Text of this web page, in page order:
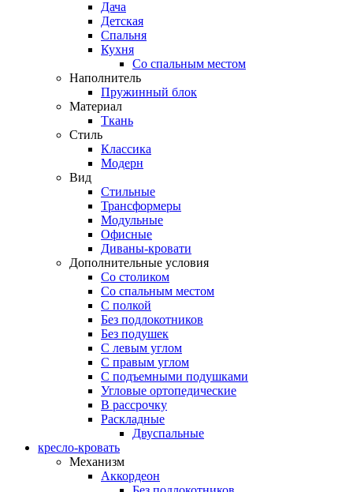
Дача
Детская
Спальня
Кухня
Со спальным местом
Наполнитель
Пружинный блок
Материал
Ткань
Стиль
Классика
Модерн
Вид
Стильные
Трансформеры
Модульные
Офисные
Диваны-кровати
Дополнительные условия
Со столиком
Со спальным местом
С полкой
Без подлокотников
Без подушек
C левым углом
C правым углом
С подъемными подушками
Угловые ортопедические
В рассрочку
Раскладные
Двуспальные
кресло-кровать
Механизм
Аккордеон